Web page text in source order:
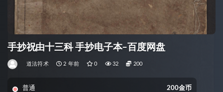
手抄祝由十三科 手抄电子本–百度网盘
道法符术 2 年前 0 32 200
普通 200金币